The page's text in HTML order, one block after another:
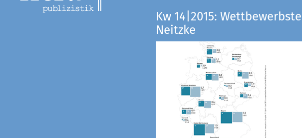
Kw 14|2015:
Neitzke